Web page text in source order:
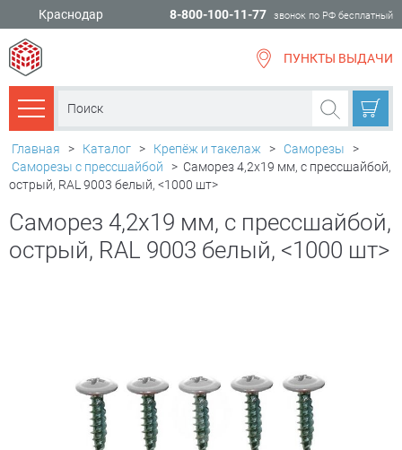
Краснодар 8-800-100-11-77 звонок по РФ бесплатный
ПУНКТЫ ВЫДАЧИ
Каталог товаров
Главная > Каталог > Крепёж и такелаж > Саморезы
>
Саморезы с прессшайбой
> Саморез 4,2х19 мм, с прессшайбой,
острый, RAL 9003 белый, <1000 шт>
Саморез 4,2х19 мм, с прессшайбой,
острый, RAL 9003 белый, <1000 шт>